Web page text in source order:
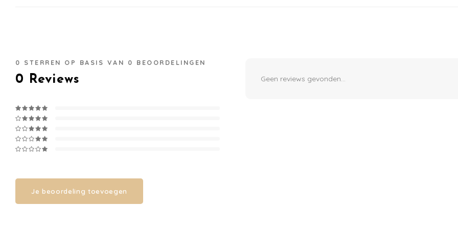
0 STERREN OP BASIS VAN 0 BEOORDELINGEN
0 Reviews
Je beoordeling toevoegen
Geen reviews gevonden...